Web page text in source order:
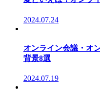
2024.07.24
オンライン会議・オ
背景8選
2024.07.19